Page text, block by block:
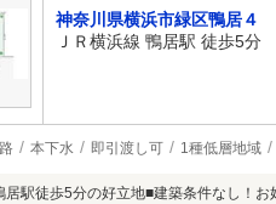
神奈川県横浜市緑区鴨居４
ＪＲ横浜線 鴨居駅 徒歩5分
本下水 即引渡し可 1種低層地域
居駅徒歩5分の好立地■建築条件なし！